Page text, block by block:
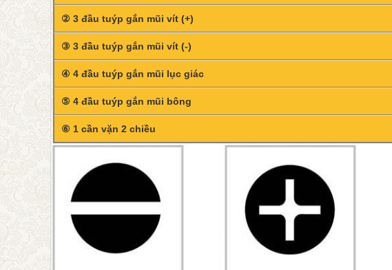
② 3 đầu tuýp gắn mũi vít (+)
③ 3 đầu tuýp gắn mũi vít (-)
④ 4 đầu tuýp gắn mũi lục giác
⑤ 4 đầu tuýp gắn mũi bông
⑥ 1 cần vặn 2 chiều